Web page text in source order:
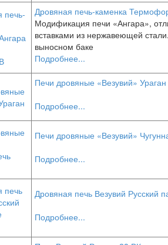
Дровяная печь-каменка
Модификация печи «Ангара»,
вставками из нержавеющей
выносном баке
Подробнее...
Печи дровяные «Везувий» Ураган
Подробнее...
Печи дровяные «Везувий»
Подробнее...
Дровяная печь Везувий Русский
Подробнее...